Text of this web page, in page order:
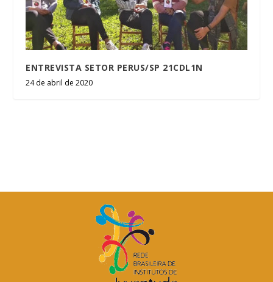
ENTREVISTA SETOR PERUS/SP 21CDL1N
24 de abril de 2020